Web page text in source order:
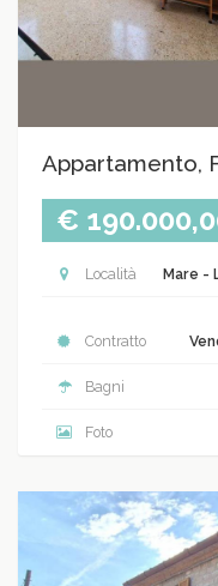
Appartamento,
€
Località Mare -
Contratto
Bagni
Foto